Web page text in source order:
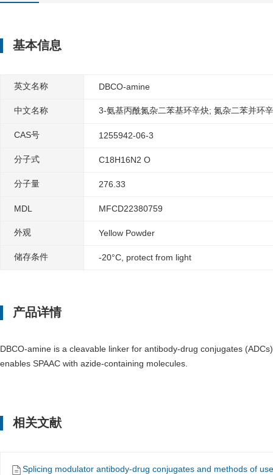
基本信息
英文名称 DBCO-amine
中文名称 3-氨基丙酰氮杂二苯基环辛炔; 氮杂二苯并环
CAS号 1255942-06-3
分子式 C18H16N2 O
分子量 276.33
MDL MFCD22380759
外观 Yellow Powder
储存条件 -20°C, protect from light
产品详情
DBCO-amine is a cleavable linker for antibody-drug conjugates
enables SPAAC with azide-containing molecules.
相关文献
Splicing modulator antibody-drug conjugates and methods of